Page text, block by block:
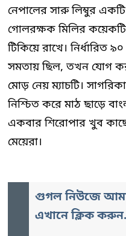
নেপালের সারু লিম্বুর
গোলরক্ষক মিলির কয়েকটি
টিকিয়ে রাখে। নির্ধারিত
সমতায় ছিল, তখন যোগ
মোড় নেয় ম্যাচটি।
নিশ্চিত করে মাঠ ছাড়ে
একবার শিরোপার খুব
মেয়েরা।
গুগল নিউজে
এখানে ক্লিক